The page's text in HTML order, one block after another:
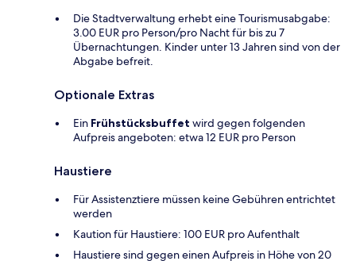
Die Stadtverwaltung erhebt eine Tourismusabgabe:
3.00 EUR pro Person/pro Nacht für bis zu 7
Übernachtungen. Kinder unter 13 Jahren sind von der
Abgabe befreit.
Optionale Extras
Ein Frühstücksbuffet wird gegen folgenden
Aufpreis angeboten: etwa 12 EUR pro Person
Haustiere
Für Assistenztiere müssen keine Gebühren entrichtet
werden
Kaution für Haustiere: 100 EUR pro Aufenthalt
Haustiere sind gegen einen Aufpreis in Höhe von 20